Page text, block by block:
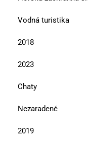
Vodná turistika
2018
2023
Chaty
Nezaradené
2019